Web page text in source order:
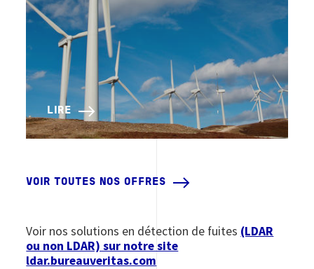
LIRE
VOIR TOUTES NOS OFFRES
Voir nos solutions en détection de fuites (LDAR
ou non LDAR) sur notre site
ldar.bureauveritas.com